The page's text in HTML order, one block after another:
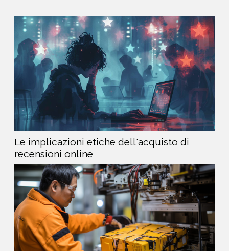
Le implicazioni etiche dell'acquisto di
recensioni online